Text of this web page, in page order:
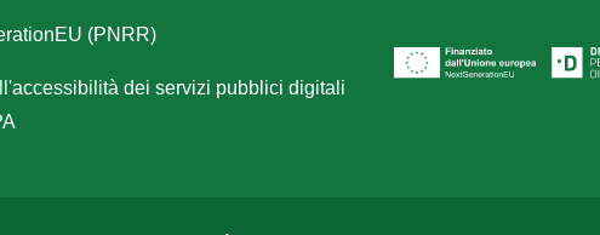
(PNRR)
dei servizi pubblici digitali